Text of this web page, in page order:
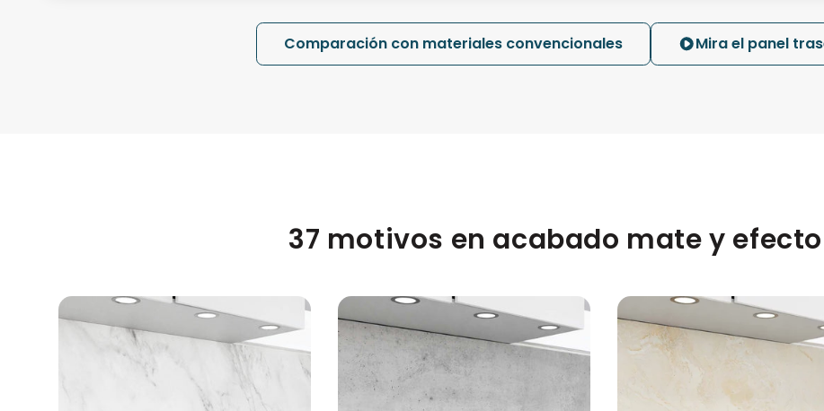
Comparación con materiales convencionales Mira el panel
37 motivos en acabado mate y